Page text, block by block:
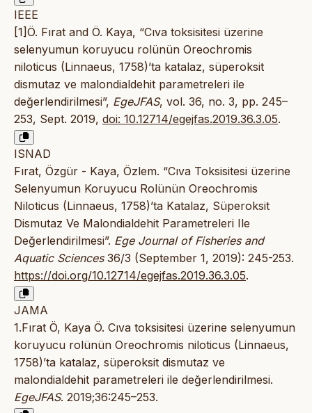
IEEE
[1]Ö. Fırat and Ö. Kaya, “Cıva toksisitesi üzerine
selenyumun koruyucu rolünün Oreochromis
niloticus (Linnaeus, 1758)’ta katalaz, süperoksit
dismutaz ve malondialdehit parametreleri ile
değerlendirilmesi”, EgeJFAS, vol. 36, no. 3, pp. 245–
253, Sept. 2019, doi: 10.12714/egejfas.2019.36.3.05.
ISNAD
Fırat, Özgür - Kaya, Özlem. “Cıva Toksisitesi üzerine
Selenyumun Koruyucu Rolünün Oreochromis
Niloticus (Linnaeus, 1758)’ta Katalaz, Süperoksit
Dismutaz Ve Malondialdehit Parametreleri Ile
Değerlendirilmesi”. Ege Journal of Fisheries and
Aquatic Sciences36/3 (September 1, 2019): 245-253.
https://doi.org/10.12714/egejfas.2019.36.3.05.
JAMA
1.Fırat Ö, Kaya Ö. Cıva toksisitesi üzerine selenyumun
koruyucu rolünün Oreochromis niloticus (Linnaeus,
1758)’ta katalaz, süperoksit dismutaz ve
malondialdehit parametreleri ile değerlendirilmesi.
EgeJFAS. 2019;36:245–253.